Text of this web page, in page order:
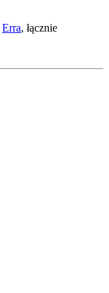
Erra, łącznie